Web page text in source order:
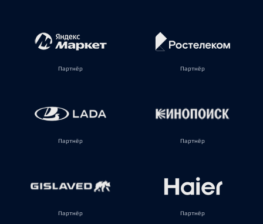
Партнёр Партнёр
Партнёр Партнёр
Партнёр Партнёр